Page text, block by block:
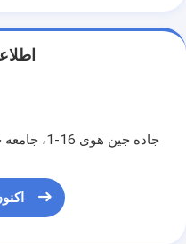
جاده جین